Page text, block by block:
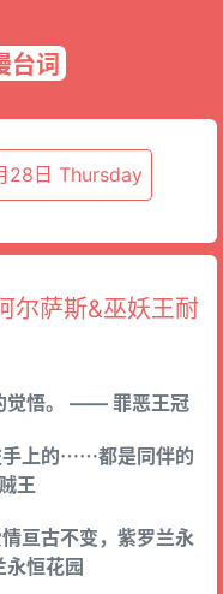
台词
28日 Thursday
萨斯&巫妖王耐
觉悟。 —— 罪恶王冠
手上的⋯⋯都是同伴的
王
亘古不变，紫罗兰永
恒花园